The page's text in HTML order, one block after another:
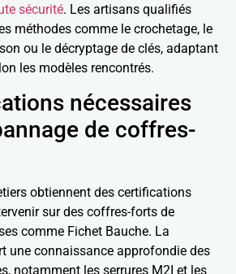
sécurité. Les artisans qualifiés
méthodes comme le crochetage, le
ou le décryptage de clés, adaptant
les modèles rencontrés.
nécessaires
de coffres-
obtiennent des certifications
sur des coffres-forts de
comme Fichet Bauche. La
une connaissance approfondie des
notamment les serrures M2I et les